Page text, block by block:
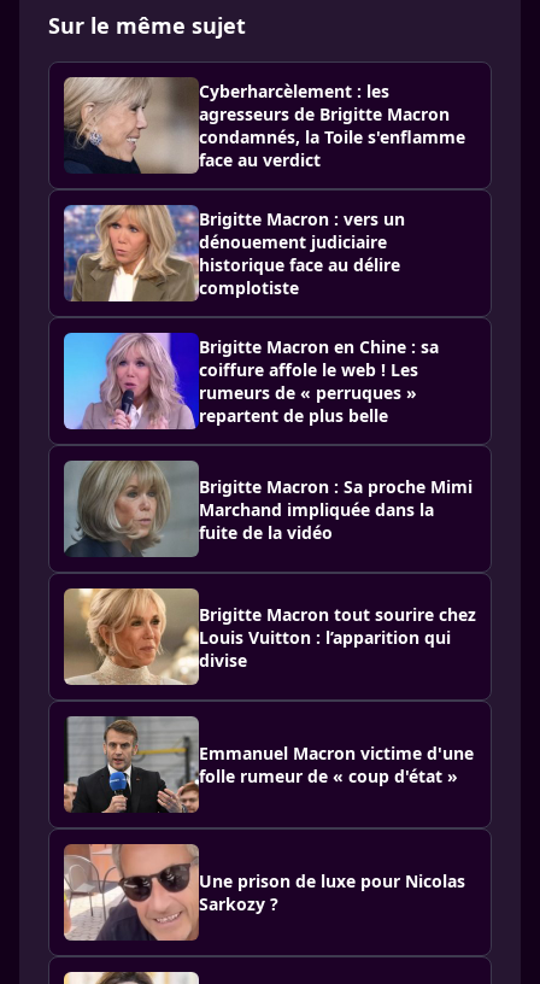
Sur le même sujet
Cyberharcèlement : les
agresseurs de Brigitte Macron
condamnés, la Toile s'enflamme
face au verdict
Brigitte Macron : vers un
dénouement judiciaire
historique face au délire
complotiste
Brigitte Macron en Chine : sa
coiffure affole le web ! Les
rumeurs de « perruques »
repartent de plus belle
Brigitte Macron : Sa proche Mimi
Marchand impliquée dans la
fuite de la vidéo
Brigitte Macron tout sourire chez
Louis Vuitton : l’apparition qui
divise
Emmanuel Macron victime d'une
folle rumeur de « coup d'état »
Une prison de luxe pour Nicolas
Sarkozy ?